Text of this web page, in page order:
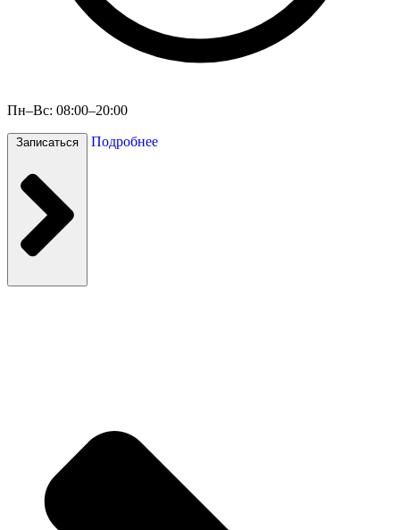
Пн–Вс: 08:00–20:00
Записаться Подробнее